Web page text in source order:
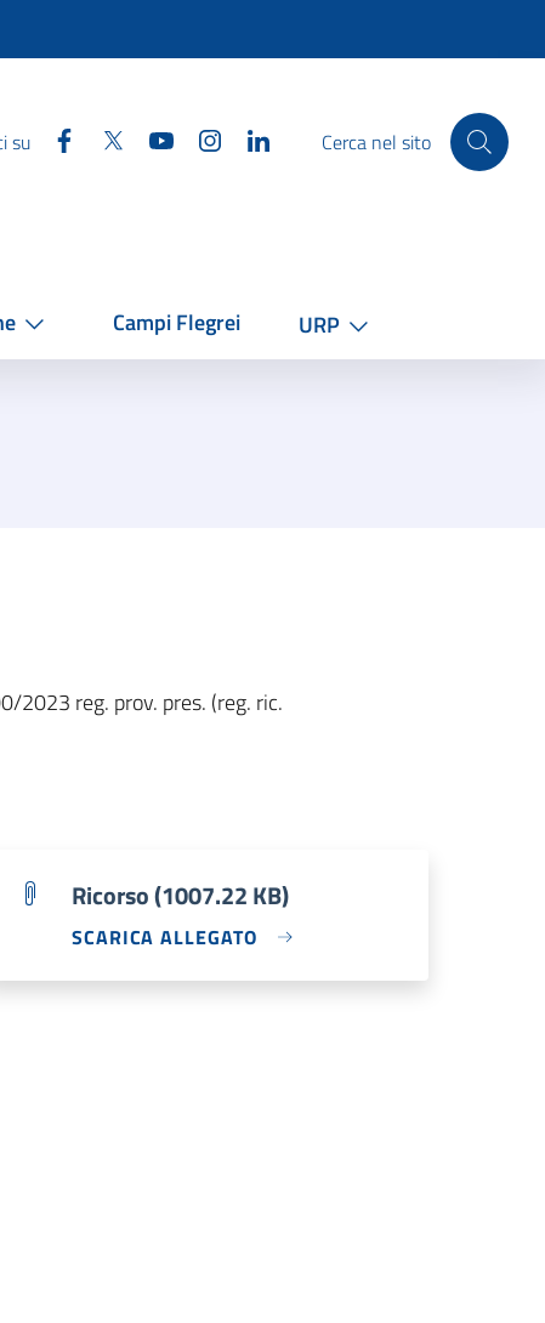
su Facebook
Twitter YouTube InstagramLinkedinCerca nel sito
Campi Flegrei URP
2023 reg. prov. pres. (reg. ric.
Ricorso (1007.22 KB)
SCARICA ALLEGATO